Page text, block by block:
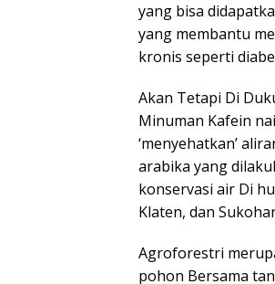
yang bisa
yang membantu
kronis seperti
Akan Tetapi Di
Minuman Kafein
‘menyehatkan’
arabika yang
konservasi air Di
Klaten, dan
Agroforestri
pohon Bersama